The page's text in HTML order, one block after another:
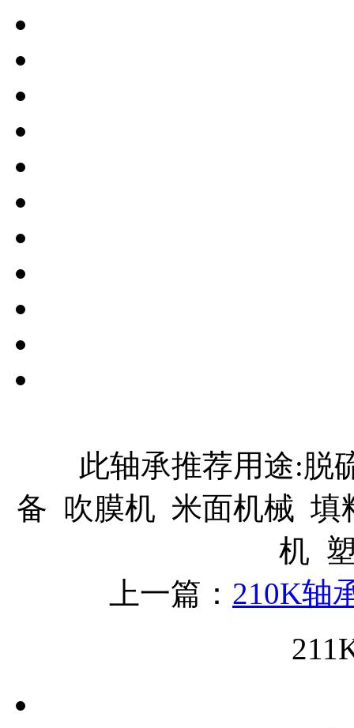
此轴承推荐用途:脱
备 吹膜机 米面机械 填
机
上一篇： 210K轴